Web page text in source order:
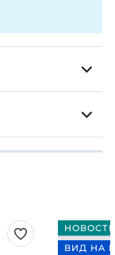
ВИД НА